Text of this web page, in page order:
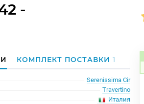
-
КОМПЛЕКТ ПОСТАВКИ1
Serenissima Cir
Travertino
Италия